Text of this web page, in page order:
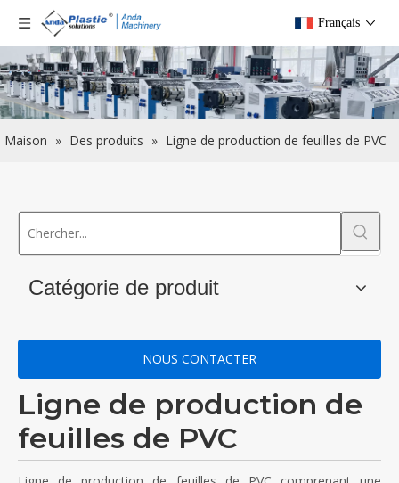
Français
Maison » Des produits » Ligne de production de feuilles de PVC
Catégorie de produit
NOUS CONTACTER
Ligne de production de
feuilles de PVC